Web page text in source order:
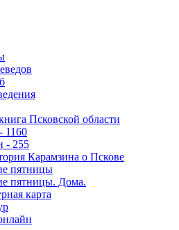
Псковской области
1160
- 255
Карамзина о Пскове
пятницы
пятницы. Дома.
карта